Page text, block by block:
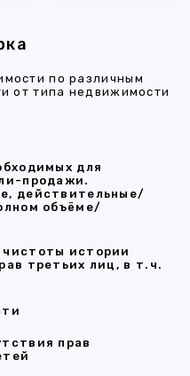
по различным
от типа недвижимости
для
продажи.
действительные/
объёме/
истории
третьих лиц, в т.ч.
прав